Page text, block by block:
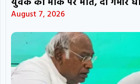
August 7, 2026